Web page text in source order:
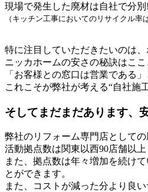
現場で発生した廃材は自社で分
（キッチン工事においてのリサイクル率
特に注目していただきたいのは、
ニッカホームの安さの秘訣はこ
「お客様との窓口は営業である
これこそが弊社が考える“自社施
そしてまだまだあります、
弊社のリフォーム専門店として
活動拠点数は関東以西90店舗以
また、拠点数は年々増加を続け
とができます。
また、コストが減った分より良